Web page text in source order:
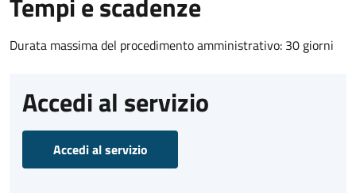
Durata massima del procedimento amministrativo: 30 giorni
Accedi al servizio
Accedi al servizio